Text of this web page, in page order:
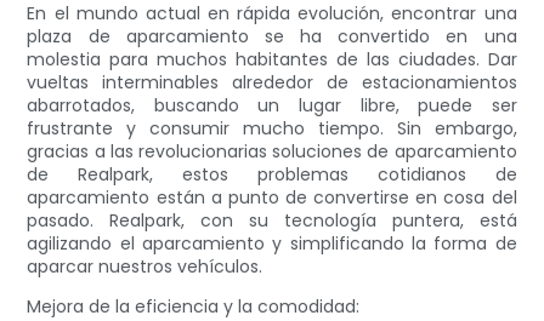
En el mundo actual en rápida evolución, encontrar una
plaza de aparcamiento se ha convertido en una
molestia para muchos habitantes de las ciudades. Dar
vueltas interminables alrededor de estacionamientos
abarrotados, buscando un lugar libre, puede ser
frustrante y consumir mucho tiempo. Sin embargo,
gracias a las revolucionarias soluciones de aparcamiento
de Realpark, estos problemas cotidianos de
aparcamiento están a punto de convertirse en cosa del
pasado. Realpark, con su tecnología puntera, está
agilizando el aparcamiento y simplificando la forma de
aparcar nuestros vehículos.
Mejora de la eficiencia y la comodidad: